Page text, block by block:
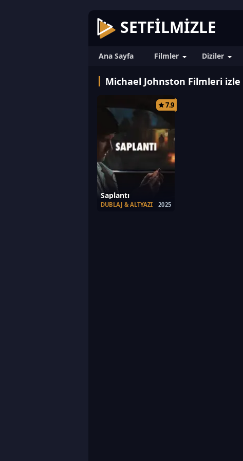
SETFILMIZLE
Ana Sayfa Filmler Diziler
Michael Johnston Filmleri izle
7.9
Saplantı
2025
DUBLAJ & ALTYAZI